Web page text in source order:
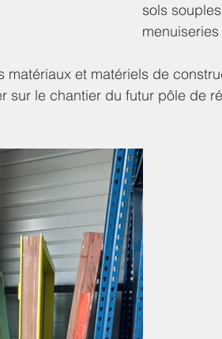
sols
matériaux et matériels de
sur le chantier du futur pôle de